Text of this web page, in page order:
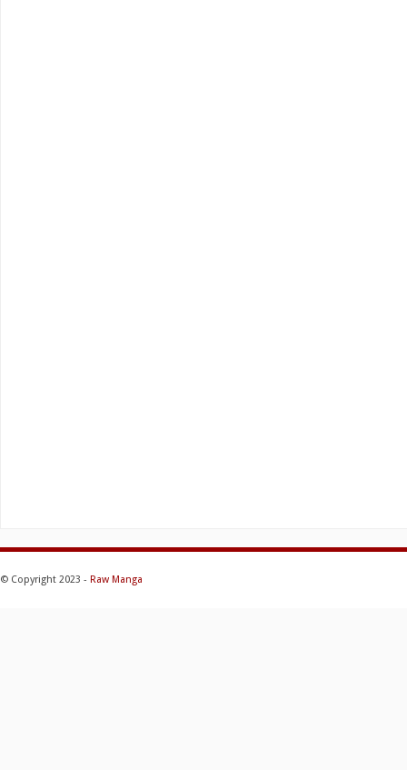
© Copyright 2023 - Raw Manga